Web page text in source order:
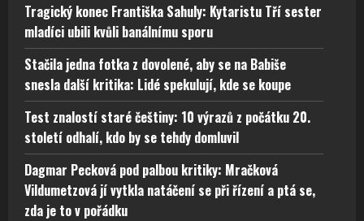
Tragický konec Františka Sahuly: Kytaristu Tří sester
mladíci ubili kvůli banálnímu sporu
Stačila jedna fotka z dovolené, aby se na Babiše
snesla další kritika: Lidé spekulují, kde se koupe
Test znalostí staré češtiny: 10 výrazů z počátku 20.
století odhalí, kdo by se tehdy domluvil
Dagmar Pecková pod palbou kritiky: Mračková
Vildumetzová jí vytkla natáčení se při řízení a ptá se,
zda je to v pořádku